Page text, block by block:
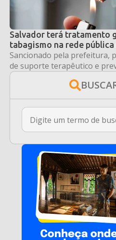
Salvador terá tratamento
tabagismo na rede
Sancionado pela prefeitura,
de suporte terapêutico e